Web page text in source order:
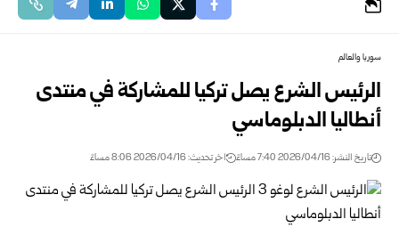
سوريا والعالم
الرئيس الشرع يصل تركيا للمشاركة في منتدى
أنطاليا الدبلوماسي
تاريخ النشر: 2026/04/16 7:40 مساءً اخر تحديث: 2026/04/16 8:06 مساءً